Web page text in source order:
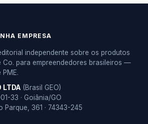
EMPRESA
independente sobre os produtos
Co. para empreendedores brasileiros —
LTDA (Brasil GEO)
33 · Goiânia/GO
Parque, 361 · 74343-245